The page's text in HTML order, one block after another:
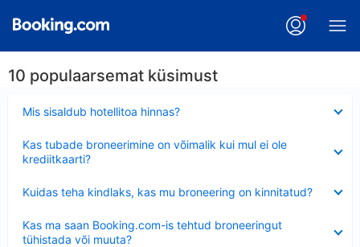
10 populaarsemat küsimust
Mis sisaldub hotellitoa hinnas?
Kas tubade broneerimine on võimalik kui mul ei ole
krediitkaarti?
Kuidas teha kindlaks, kas mu broneering on kinnitatud?
Kas ma saan Booking.com-is tehtud broneeringut
tühistada või muuta?